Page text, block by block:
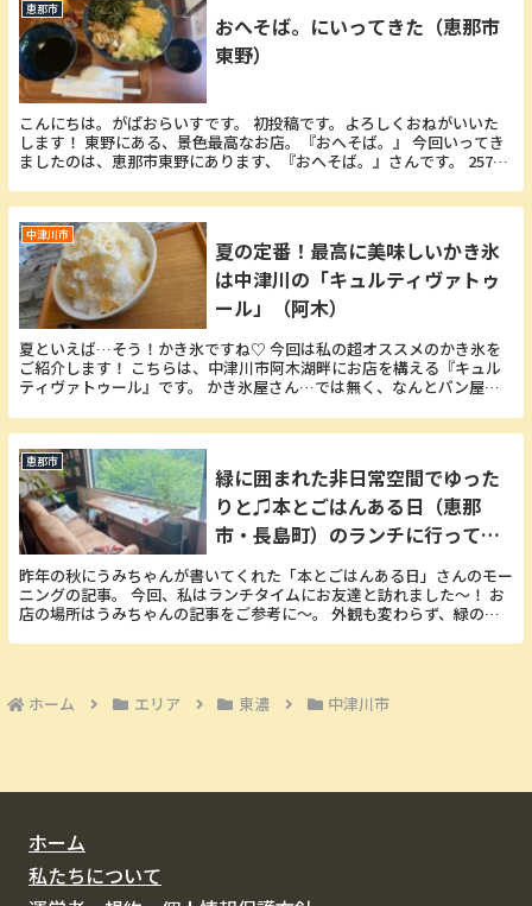
恵那市
おへそば。にいってきた（恵那市
東野）
こんにちは。がぱおらいすです。 初投稿です。よろしくおねがいいた
します！ 東野にある、景色最高なお店。『おへそば。』 今回いってき
ましたのは、恵那市東野にあります、『おへそば。』さんです。 257号
中津川市
夏の定番！最高に美味しいかき氷
は中津川の「キュルティヴァトゥ
ール」（阿木）
夏といえば…そう！かき氷ですね♡ 今回は私の超オススメのかき氷を
ご紹介します！ こちらは、中津川市阿木湖畔にお店を構える『キュル
ティヴァトゥール』です。 かき氷屋さん…では無く、なんとパン屋さ
恵那市
緑に囲まれた非日常空間でゆった
りと♫本とごはんある日（恵那
市・長島町）のランチに行ってき
た♡
昨年の秋にうみちゃんが書いてくれた「本とごはんある日」さんのモー
ニングの記事。 今回、私はランチタイムにお友達と訪れました〜！ お
店の場所はうみちゃんの記事をご参考に〜。 外観も変わらず、緑の中
ホーム エリア 東濃 中津川市
ホーム
私たちについて